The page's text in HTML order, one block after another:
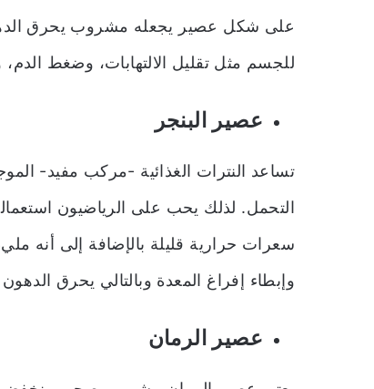
على شكل عصير يجعله مشروب يحرق
للجسم مثل تقليل الالتهابات، وضغط الدم،
عصير البنجر
تساعد النترات الغذائية -مركب مفيد-
التحمل. لذلك يحب على الرياضيون
سعرات حرارية قليلة بالإضافة إلى أنه
وإبطاء إفراغ المعدة وبالتالي يحرق
عصير الرمان